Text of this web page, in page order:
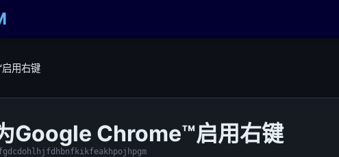
用右键
Google Chrome™启用右键